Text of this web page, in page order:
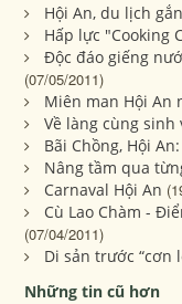
Hội An, du lịch
Hấp lực "Cooking
Độc đáo giếng
(07/05/2011)
Miên man Hội An
Về làng cùng sinh
Bãi Chồng, Hội
Nâng tầm qua
Carnaval Hội An
Cù Lao Chàm -
(07/04/2011)
Di sản trước “cơn
Những tin cũ hơn